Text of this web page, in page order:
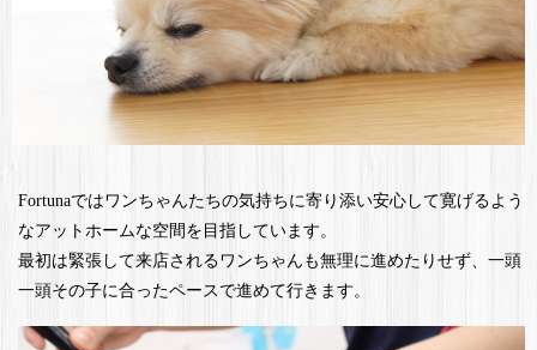
Fortunaではワンちゃんたちの気持ちに寄り添い安心して寛げるよう
なアットホームな空間を目指しています。
最初は緊張して来店されるワンちゃんも無理に進めたりせず、一頭
一頭その子に合ったペースで進めて行きます。